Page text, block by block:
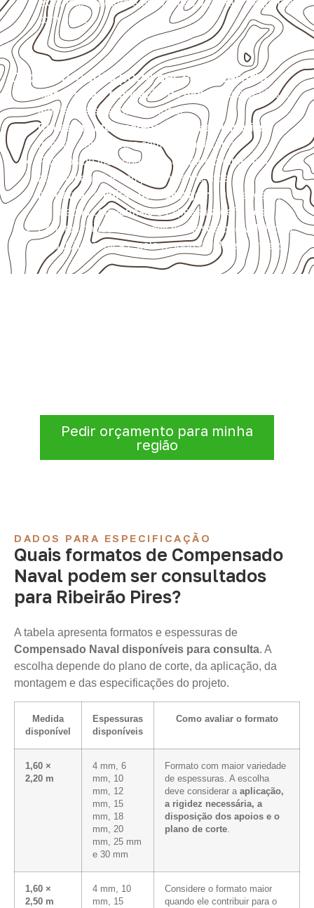
externas, estruturais ou sujeitas a contato frequente
com água.
Onde o produto pode ser considerado
Marcenaria e fabricação de móveis
destinados a
ambientes sujeitos à umidade.
Revestimentos, paredes, pisos e divisórias
quando compatíveis com a ficha técnica.
Projetos de transporte que utilizam chapas em
revestimentos e componentes internos.
Indústrias e linhas de montagem
que necessitam
de chapas com formato e espessura definidos.
Projetos náuticos específicos, desde que validados
pela ficha técnica e pelo responsável pelo projeto.
Pedir orçamento para minha
região
DADOS PARA ESPECIFICAÇÃO
Quais formatos de Compensado
Naval podem ser consultados
para Ribeirão Pires?
A tabela apresenta formatos e espessuras de
Compensado Naval disponíveis para consulta. A
escolha depende do plano de corte, da aplicação, da
montagem e das especificações do projeto.
Medida
disponível
Espessuras
disponíveis
Como avaliar o formato
1,60 ×
2,20 m
4 mm, 6
mm, 10
mm, 12
mm, 15
mm, 18
mm, 20
mm, 25 mm
e 30 mm
Formato com maior variedade
de espessuras. A escolha
deve considerar a aplicação,
a rigidez necessária, a
disposição dos apoios e o
plano de corte.
1,60 ×
2,50 m
4 mm, 10
mm, 15
Considere o formato maior
quando ele contribuir para o